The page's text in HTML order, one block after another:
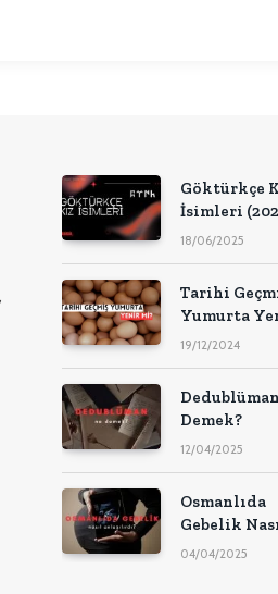
Göktürkçe
İsimleri
18/06/2025
Tarihi
Yumurta
Mi?
19/12/2024
Demek?
12/04/2025
Osmanlıda
Gebelik
Anlaşılırdı?
04/04/2025